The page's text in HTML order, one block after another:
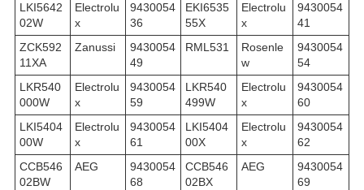
LKI5642
02W
Electrolu
x
9430054
36
EKI6535
55X
Electrolu
x
9430054
41
ZCK592
11XA
Zanussi
9430054
49
RML531
Rosenle
w
9430054
54
LKR540
000W
Electrolu
x
9430054
59
LKR540
499W
Electrolu
x
9430054
60
LKI5404
00W
Electrolu
x
9430054
61
LKI5404
00X
Electrolu
x
9430054
62
CCB546
02BW
AEG
9430054
68
CCB546
02BX
AEG
9430054
69